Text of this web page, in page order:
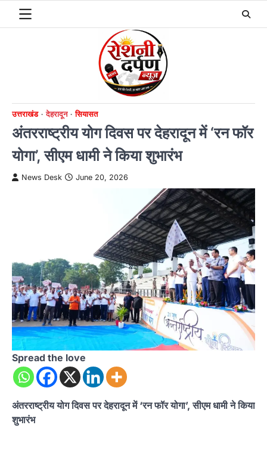
उत्तराखंड देहरादून सियासत
अंतरराष्ट्रीय योग दिवस पर देहरादून में ‘रन फॉर
योगा’, सीएम धामी ने किया शुभारंभ
News Desk June 20, 2026
Spread the love
अंतरराष्ट्रीय योग दिवस पर देहरादून में ‘रन फॉर योगा’, सीएम धामी ने किया
शुभारंभ